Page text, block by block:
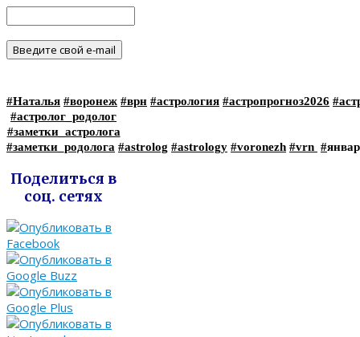
#Наталья #воронеж #врн #астрология #астропрогноз2026
#астролог_родолог
#заметки_астролога
#заметки_родолога #astrolog #astrology #voronezh #vrn #
Поделиться в
соц. сетях